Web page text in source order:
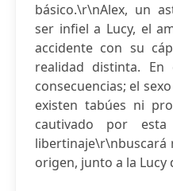
básico.\r\nAlex, un
ser infiel a Lucy, el
accidente con su
realidad distinta.
consecuencias; el
existen tabúes ni
cautivado por
libertinaje\r\nbuscará
origen, junto a la Lucy